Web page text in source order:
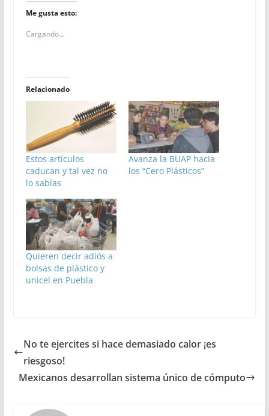
Me gusta esto:
Cargando...
Relacionado
Estos artículos
caducan y tal vez no
lo sabías
Avanza la BUAP hacia
los “Cero Plásticos”
Quieren decir adiós a
bolsas de plástico y
unicel en Puebla
No te ejercites si hace demasiado calor ¡es
riesgoso!
Mexicanos desarrollan sistema único de cómputo